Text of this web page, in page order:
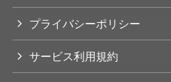
プライバシーポリシー
サービス利用規約